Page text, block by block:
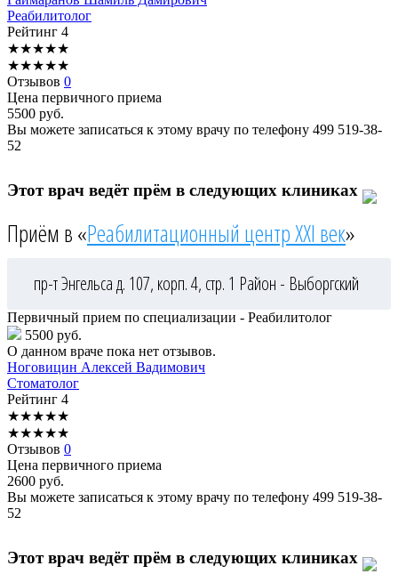
Реабилитолог
Рейтинг 4
★★★★★
★★★★★
Отзывов 0
Цена первичного приема
5500 руб.
Вы можете записаться к этому врачу по телефону 499 519-38-
52
Этот врач ведёт прём в следующих клиниках
Приём в «Реабилитационный центр XXI век»
пр-т Энгельса д. 107, корп. 4, стр. 1 Район - Выборгский
Первичный прием по специализации - Реабилитолог
5500 руб.
О данном враче пока нет отзывов.
Ноговицин Алексей Вадимович
Стоматолог
Рейтинг 4
★★★★★
★★★★★
Отзывов 0
Цена первичного приема
2600 руб.
Вы можете записаться к этому врачу по телефону 499 519-38-
52
Этот врач ведёт прём в следующих клиниках